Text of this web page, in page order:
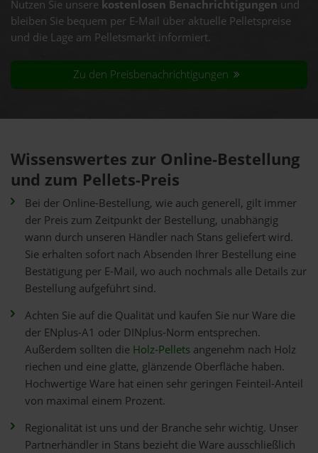
Nutzen Sie unsere kostenlosen Benachrichtigungen und
bleiben Sie bequem per E-Mail über aktuelle Pelletspreise
und die Lage am Pelletsmarkt informiert.
Zu den Preisbenachrichtigungen
Wissenswertes zur Online-Bestellung
und zum Pellets-Preis
Bei der Online-Bestellung, wie auch generell, gilt immer
der Preis zum Zeitpunkt der Bestellung, unabhängig
wann durch unseren Händler nach Stans geliefert wird.
Sie erhalten sofort nach Absenden Ihrer Bestellung eine
Bestätigung per E-Mail, wo auch nochmals alle Details zur
Bestellung aufgeführt sind.
Achten Sie auf die Qualität und kaufen Sie nur Ware die
der ENplus-A1 oder DINplus-Norm entsprechen.
Außerdem sollten die Holz-Pellets angenehm nach Holz
riechen und eine glatte, glänzende Oberfläche haben.
Hochwertige Ware hat einen sehr geringen Feinteil-Anteil
von maximal einem Prozent.
Regionalität ist uns und der Branche sehr wichtig. Unser
Partnerhändler in Stans bezieht die Ware ausschließlich